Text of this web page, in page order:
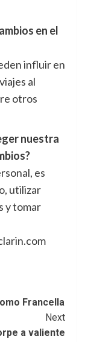
en el
influir en
al
otros
nuestra
es
utilizar
y tomar
Francella
Next
a valiente